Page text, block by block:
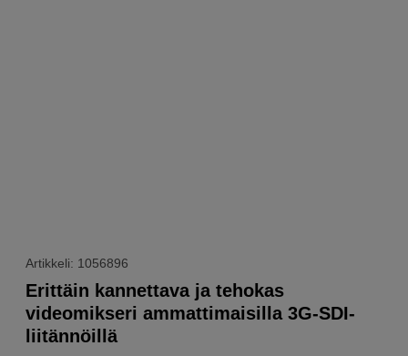
Artikkeli: 1056896
Erittäin kannettava ja tehokas
videomikseri ammattimaisilla 3G-SDI-
liitännöillä